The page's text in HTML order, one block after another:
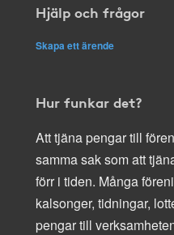
Hjälp och frågor
Skapa ett ärende
Hur funkar det?
Att tjäna pengar till
samma sak som att
förr i tiden. Många
kalsonger, tidningar,
pengar till